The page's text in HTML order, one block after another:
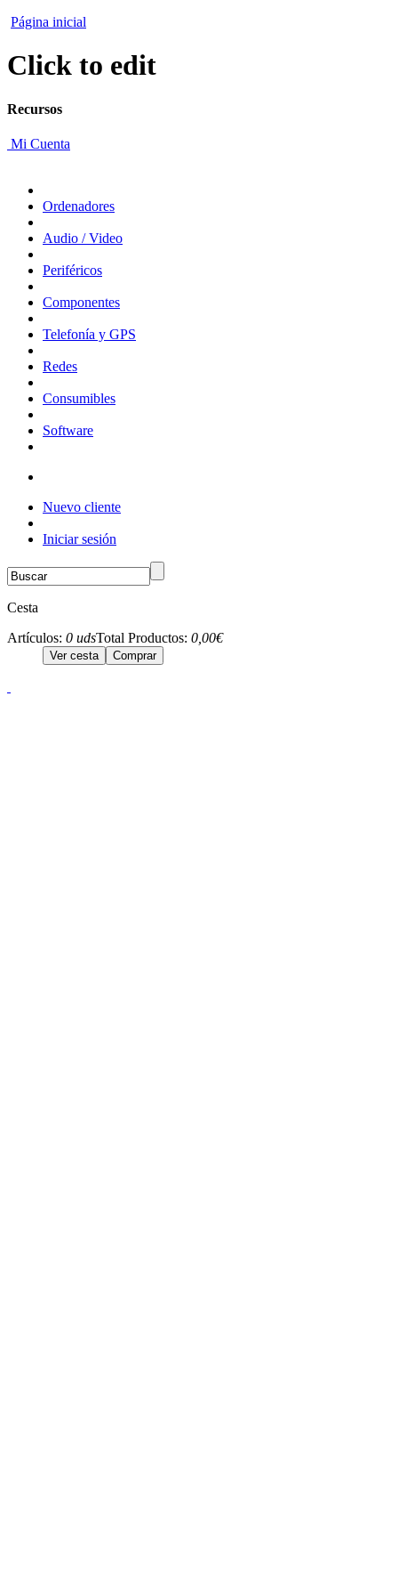
Página inicial
Click to edit
Recursos
Mi Cuenta
Ordenadores
Audio / Video
Periféricos
Componentes
Telefonía y GPS
Redes
Consumibles
Software
Nuevo cliente
Iniciar sesión
Cesta
Artículos: 0 udsTotal Productos: 0,00€